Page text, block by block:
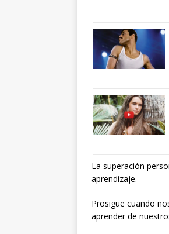
La superación
aprendizaje.
Prosigue cuando
aprender de